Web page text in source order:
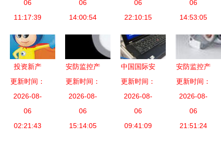
06
11:17:39
器材设备厂
家供应商
06
14:00:54
炉具应对节
能环保挑战
切割与精密
钣金工艺的
不锈钢炉具
06
22:10:15
发价，本地
安防设备新
06
14:53:05
投资新产
品,快来安
防器材制造
厂
更新时间：
2026-08-
06
02:21:43
安防监控产
品批发 选
择可靠厂家
的关键指南
更新时间：
2026-08-
06
15:14:05
中国国际安
保装备技术
应用产品博
览会在京开
幕 安防科
更新时间：
2026-08-
06
09:41:09
安防监控产
品批发货源
供应 一站
式连接厂家
与采购商
更新时间：
2026-08-
06
21:51:24